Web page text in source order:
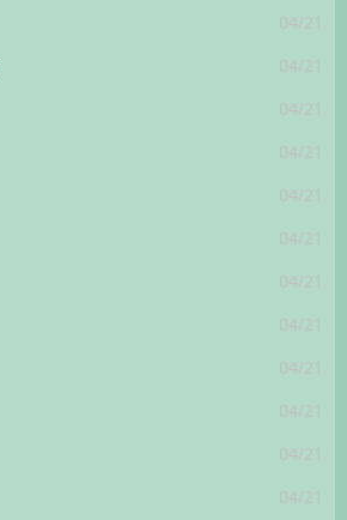
04/21
04/21
04/21
04/21
04/21
04/21
04/21
04/21
04/21
04/21
04/21
04/21